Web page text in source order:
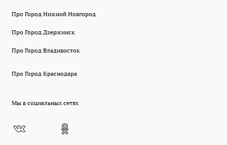
Про Город Нижний Новгород
Про Город Дзержинск
Про Город Владивосток
Про Город Краснодара
Мы в социальных сетях